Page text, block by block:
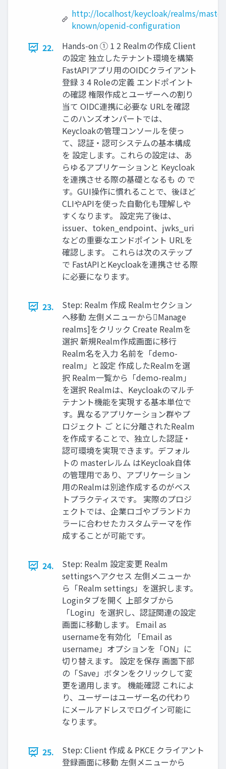
http://localhost/keycloak/realms/
known/openid-configuration
22.
Hands-on ① 1 2 Realmの作成 Client
の設定 独立したテナント環境を構築
FastAPIアプリ用のOIDCクライアント
登録 3 4 Roleの定義 エンドポイント
の確認 権限作成とユーザーへの割り
当て OIDC連携に必要な URLを確認
このハンズオンパートでは、
Keycloakの管理コンソールを使っ
て、認証・認可システムの基本構成
を 設定します。これらの設定は、あ
らゆるアプリケーションと Keycloak
を連携させる際の基礎となるも の で
す。GUI操作に慣れることで、後ほど
CLIやAPIを使った自動化も理解しや
すくなります。 設定完了後は、
issuer、token_endpoint、jwks_uri
などの重要なエンドポイント URLを
確認します。 これらは次のステップ
で FastAPIとKeycloakを連携させる際
に必要になります。
23.
Step: Realm 作成 Realmセクション
へ移動 左側メニューからManage
realms]をクリック Create Realmを
選択 新規Realm作成画面に移行
Realm名を入力 名前を「demo-
realm」と設定 作成したRealmを選
択 Realm一覧から「demo-realm」
を選択 Realmは、Keycloakのマルチ
テナント機能を実現する基本単位で
す。異なるアプリケーション群やプ
ロジェクト ご とに分離されたRealm
を作成することで、独立した認証・
認可環境を実現できます。デフォル
トの masterレルム はKeycloak自体
の管理用であり、アプリケーション
用のRealmは別途作成するのがベス
トプラクティスです。 実際のプロジ
ェクトでは、企業ロゴやブランドカ
ラーに合わせたカスタムテーマを作
成することが可能です。
24.
Step: Realm 設定変更 Realm
settingsへアクセス 左側メニューか
ら「Realm settings」を選択します。
Loginタブを開く 上部タブから
「Login」を選択し、認証関連の設定
画面に移動します。 Email as
usernameを有効化 「Email as
username」オプションを「ON」に
切り替えます。 設定を保存 画面下部
の「Save」ボタンをクリックして変
更を適用します。 機能確認 これによ
り、ユーザーはユーザー名の代わり
にメールアドレスでログイン可能に
なります。
25.
Step: Client 作成 & PKCE クライアント
登録画面に移動 左側メニューから